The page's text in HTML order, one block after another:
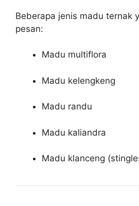
Beberapa jenis madu ternak
pesan:
Madu multiflora
Madu kelengkeng
Madu randu
Madu kaliandra
Madu klanceng